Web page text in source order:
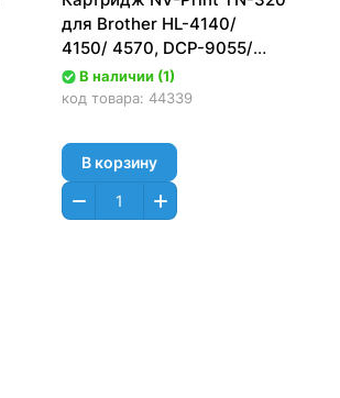
для Brother HL-4140/
4150/ 4570, DCP-9055/
9270, MFC-9460/ 9465/
9970 (1500стр.)
В наличии (1)
код товара:44339
В корзину